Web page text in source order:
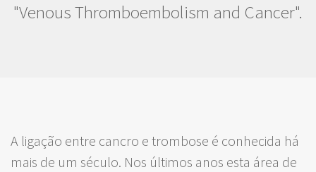
"Venous Thromboembolism and Cancer".
A ligação entre cancro e trombose é conhecida há
mais de um século. Nos últimos anos esta área de